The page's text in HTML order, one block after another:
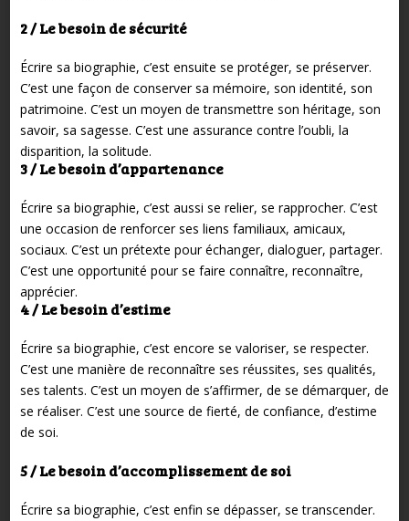
2 / Le besoin de sécurité
Écrire sa biographie, c’est ensuite se protéger, se préserver.
C’est une façon de conserver sa mémoire, son identité, son
patrimoine. C’est un moyen de transmettre son héritage, son
savoir, sa sagesse. C’est une assurance contre l’oubli, la
disparition, la solitude.
3 / Le besoin d’appartenance
Écrire sa biographie, c’est aussi se relier, se rapprocher. C’est
une occasion de renforcer ses liens familiaux, amicaux,
sociaux. C’est un prétexte pour échanger, dialoguer, partager.
C’est une opportunité pour se faire connaître, reconnaître,
apprécier.
4 / Le besoin d’estime
Écrire sa biographie, c’est encore se valoriser, se respecter.
C’est une manière de reconnaître ses réussites, ses qualités,
ses talents. C’est un moyen de s’affirmer, de se démarquer, de
se réaliser. C’est une source de fierté, de confiance, d’estime
de soi.
5 / Le besoin d’accomplissement de soi
Écrire sa biographie, c’est enfin se dépasser, se transcender.